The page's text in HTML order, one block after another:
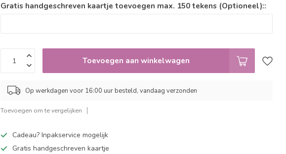
Gratis handgeschreven kaartje toevoegen max. 150 tekens (Optioneel)::
Toevoegen aan winkelwagen
Op werkdagen voor 16:00 uur besteld, vandaag verzonden
Toevoegen om te vergelijken
Cadeau? Inpakservice mogelijk
Gratis handgeschreven kaartje